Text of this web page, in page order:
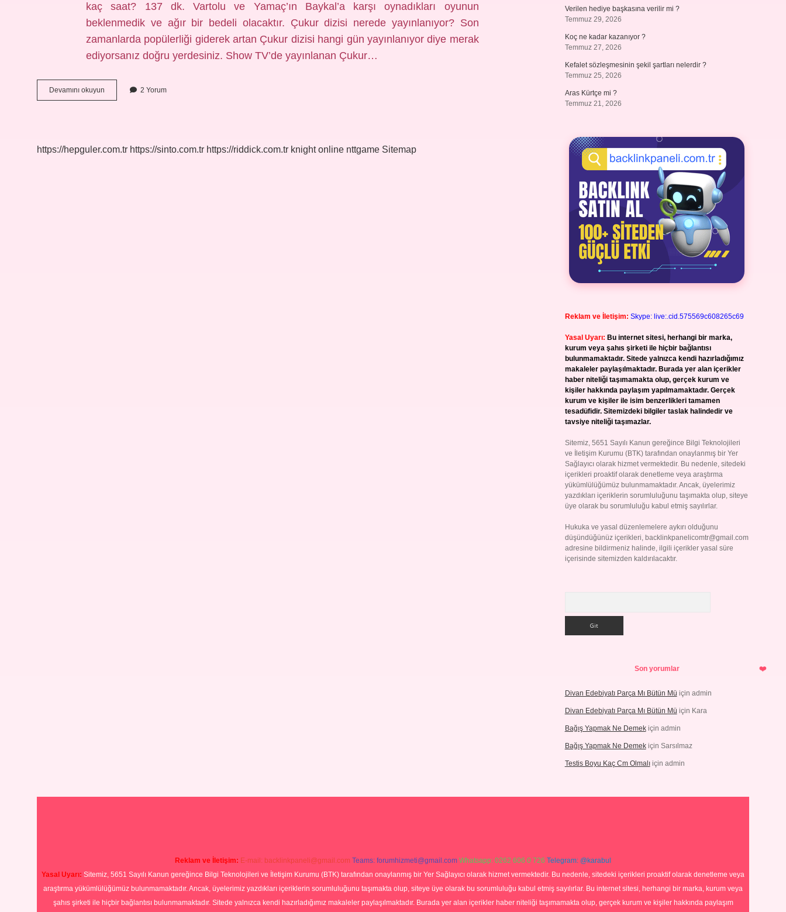
kaç saat? 137 dk. Vartolu ve Yamaç’ın Baykal’a karşı oynadıkları oyunun
beklenmedik ve ağır bir bedeli olacaktır. Çukur dizisi nerede yayınlanıyor? Son
zamanlarda popülerliği giderek artan Çukur dizisi hangi gün yayınlanıyor diye merak
ediyorsanız doğru yerdesiniz. Show TV’de yayınlanan Çukur…
Devamını okuyun
1
2 Yorum
https://hepguler.com.tr https://sinto.com.tr https://riddick.com.tr knight online nttgame Sitemap
Verilen hediye başkasına verilir mi ?
Temmuz 29, 2026
Koç ne kadar kazanıyor ?
Temmuz 27, 2026
Kefalet sözleşmesinin şekil şartları nelerdir ?
Temmuz 25, 2026
Aras Kürtçe mi ?
Temmuz 21, 2026
Reklam ve İletişim: Skype: live:.cid.575569c608265c69
Yasal Uyarı: Bu internet sitesi, herhangi bir marka,
kurum veya şahıs şirketi ile hiçbir bağlantısı
bulunmamaktadır. Sitede yalnızca kendi hazırladığımız
makaleler paylaşılmaktadır. Burada yer alan içerikler
haber niteliği taşımamakta olup, gerçek kurum ve
kişiler hakkında paylaşım yapılmamaktadır. Gerçek
kurum ve kişiler ile isim benzerlikleri tamamen
tesadüfidir. Sitemizdeki bilgiler taslak halindedir ve
tavsiye niteliği taşımazlar.
Sitemiz, 5651 Sayılı Kanun gereğince Bilgi Teknolojileri
ve İletişim Kurumu (BTK) tarafından onaylanmış bir Yer
Sağlayıcı olarak hizmet vermektedir. Bu nedenle, sitedeki
içerikleri proaktif olarak denetleme veya araştırma
yükümlülüğümüz bulunmamaktadır. Ancak, üyelerimiz
yazdıkları içeriklerin sorumluluğunu taşımakta olup, siteye
üye olarak bu sorumluluğu kabul etmiş sayılırlar.
Hukuka ve yasal düzenlemelere aykırı olduğunu
düşündüğünüz içerikleri, backlinkpanelicomtr@gmail.com
adresine bildirmeniz halinde, ilgili içerikler yasal süre
içerisinde sitemizden kaldırılacaktır.
Son yorumlar
Divan Edebiyatı Parça Mı Bütün Mü için admin
Divan Edebiyatı Parça Mı Bütün Mü için Kara
Bağış Yapmak Ne Demekiçin admin
Bağış Yapmak Ne Demekiçin Sarsılmaz
Testis Boyu Kaç Cm Olmalıiçin admin
Reklam ve İletişim: E-mail: backlinkpaneli@gmail.com Teams: forumhizmeti@gmail.com Whatsapp: 0262 606 0 726 Telegram: @karabul
Yasal Uyarı: Sitemiz, 5651 Sayılı Kanun gereğince Bilgi Teknolojileri ve İletişim Kurumu (BTK) tarafından onaylanmış bir Yer Sağlayıcı olarak hizmet vermektedir. Bu nedenle, sitedeki içerikleri proaktif olarak denetleme veya
araştırma yükümlülüğümüz bulunmamaktadır. Ancak, üyelerimiz yazdıkları içeriklerin sorumluluğunu taşımakta olup, siteye üye olarak bu sorumluluğu kabul etmiş sayılırlar. Bu internet sitesi, herhangi bir marka, kurum veya
şahıs şirketi ile hiçbir bağlantısı bulunmamaktadır. Sitede yalnızca kendi hazırladığımız makaleler paylaşılmaktadır. Burada yer alan içerikler haber niteliği taşımamakta olup, gerçek kurum ve kişiler hakkında paylaşım